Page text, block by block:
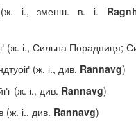
і., зменш. в. і.
(ж. і., Сильна Порадниця;
(ж. і., див. Rannavg)
(ж. і., див. Rannavg)
і., див. Rannavg)